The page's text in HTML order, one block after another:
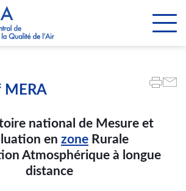
MERA
national de Mesure et
en zone Rurale
Atmosphérique à longue
distance